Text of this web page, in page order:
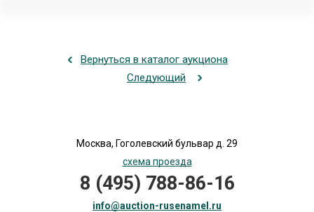
Вернуться в каталог аукциона
Следующий
Москва, Гоголевский бульвар д. 29
схема проезда
8 (495) 788-86-16
info@auction-rusenamel.ru